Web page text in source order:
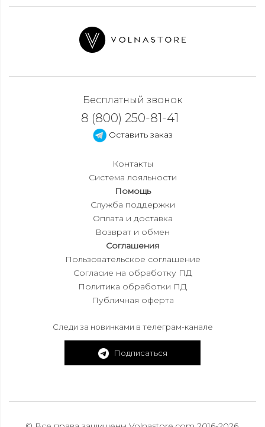
Бесплатный звонок
8 (800) 250-81-41
Оставить заказ
Контакты
Система лояльности
Помощь
Служба поддержки
Оплата и доставка
Возврат и обмен
Соглашения
Пользовательское соглашение
Согласие на обработку ПД
Политика обработки ПД
Публичная оферта
Следи за новинками в телеграм-канале
Подписаться